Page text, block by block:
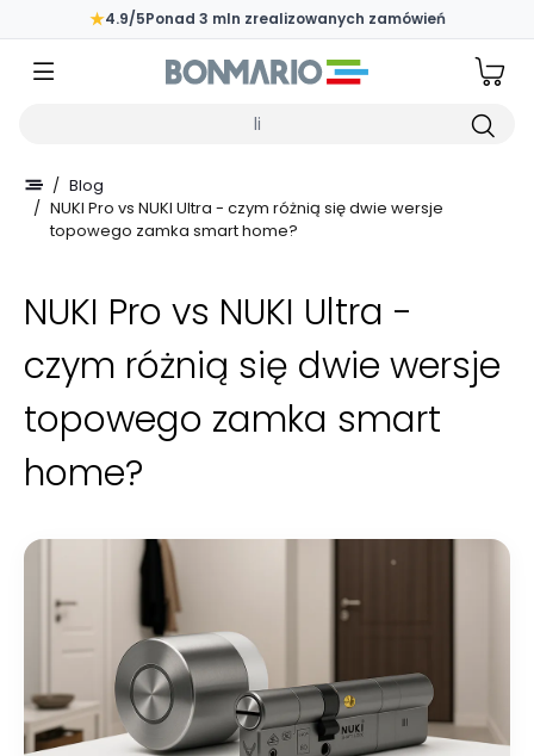
Przejdź do głównej zawartości strony
★4.9/5Ponad 3 mln zrealizowanych zamówień
/ Blog
/ NUKI Pro vs NUKI Ultra - czym różnią się dwie wersje
topowego zamka smart home?
NUKI Pro vs NUKI Ultra -
czym różnią się dwie wersje
topowego zamka smart
home?